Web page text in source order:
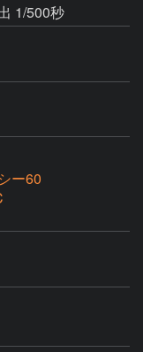
1/500秒
ー60